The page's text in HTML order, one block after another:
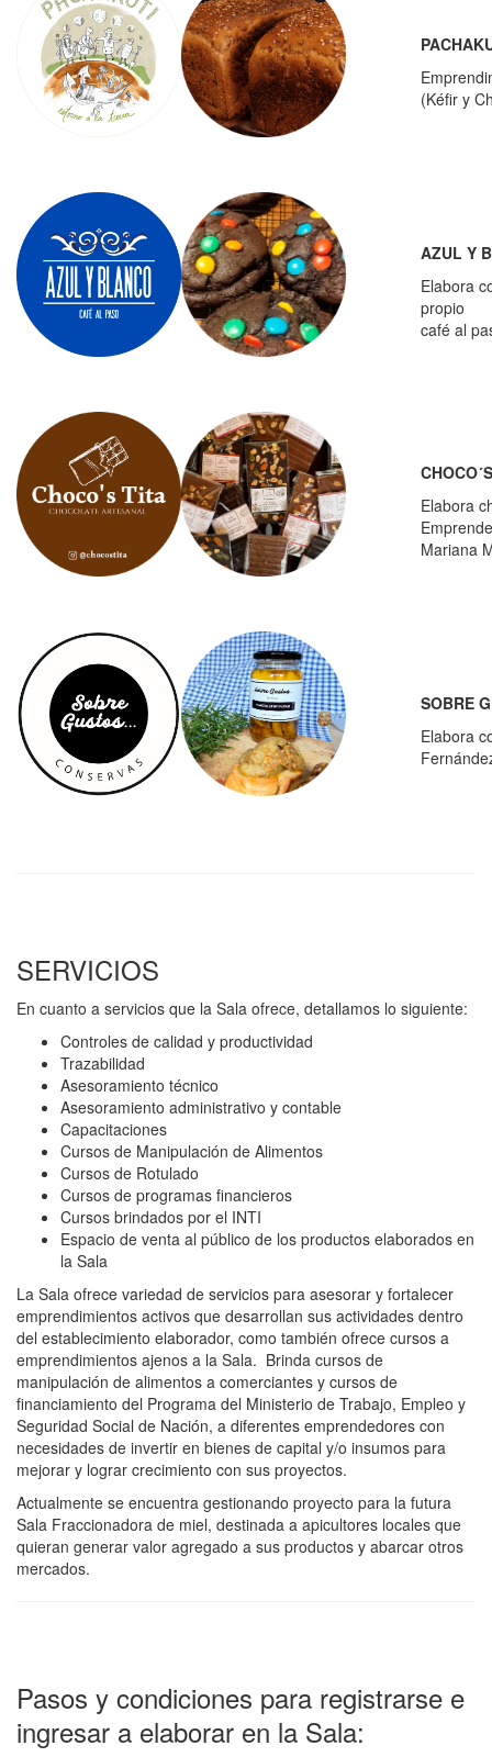
(Kéfir y
AZUL Y
Elabora
propio
café al
Elabora
Mariana
SOBRE
Elabora
SERVICIOS
En cuanto a servicios que la Sala ofrece, detallamos lo siguiente:
Controles de calidad y productividad
Trazabilidad
Asesoramiento técnico
Asesoramiento administrativo y contable
Capacitaciones
Cursos de Manipulación de Alimentos
Cursos de Rotulado
Cursos de programas financieros
Cursos brindados por el INTI
Espacio de venta al público de los productos elaborados en
la Sala
La Sala ofrece variedad de servicios para asesorar y fortalecer
emprendimientos activos que desarrollan sus actividades dentro
del establecimiento elaborador, como también ofrece cursos a
emprendimientos ajenos a la Sala. Brinda cursos de
manipulación de alimentos a comerciantes y cursos de
financiamiento del Programa del Ministerio de Trabajo, Empleo y
Seguridad Social de Nación, a diferentes emprendedores con
necesidades de invertir en bienes de capital y/o insumos para
mejorar y lograr crecimiento con sus proyectos.
Actualmente se encuentra gestionando proyecto para la futura
Sala Fraccionadora de miel, destinada a apicultores locales que
quieran generar valor agregado a sus productos y abarcar otros
mercados.
Pasos y condiciones para registrarse e
ingresar a elaborar en la Sala: